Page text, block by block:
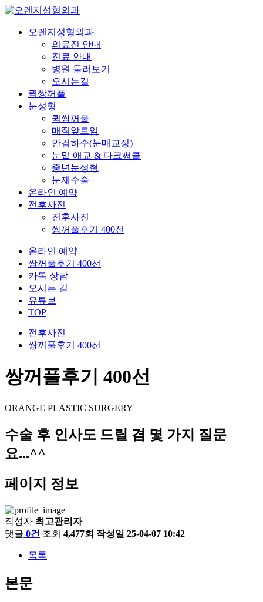
오렌지성형외과
의료진 안내
진료 안내
병원 둘러보기
오시는길
퀵쌍꺼풀
눈성형
퀵쌍꺼풀
매직앞트임
안검하수(눈매교정)
눈밑 애교 & 다크써클
중년눈성형
눈재수술
온라인 예약
전후사진
전후사진
쌍꺼풀후기 400선
온라인 예약
쌍꺼풀후기 400선
카톡 상담
오시는 길
유튜브
TOP
전후사진
쌍꺼풀후기 400선
쌍꺼풀후기 400선
ORANGE PLASTIC SURGERY
수술 후 인사도 드릴 겸 몇 가지 질문
요...^^
페이지 정보
작성자 최고관리자
댓글 0건 조회 4,477회 작성일 25-04-07 10:42
목록
본문